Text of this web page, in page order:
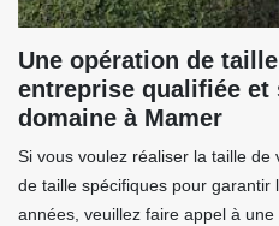
Une opération de
entreprise qualifiée et
domaine à Mamer
Si vous voulez réaliser la taille
de taille spécifiques pour
années, veuillez faire appel à